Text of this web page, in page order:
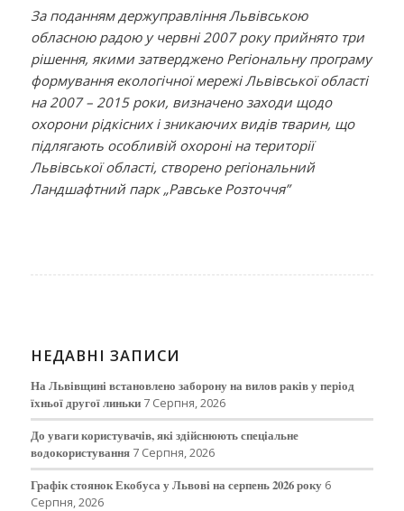
За поданням держуправління Львівською
обласною радою у червні 2007 року прийнято три
рішення, якими затверджено Регіональну програму
формування екологічної мережі Львівської області
на 2007 – 2015 роки, визначено заходи щодо
охорони рідкісних і зникаючих видів тварин, що
підлягають особливій охороні на території
Львівської області, створено регіональний
Ландшафтний парк „Равське Розточчя”
НЕДАВНІ ЗАПИСИ
На Львівщині встановлено заборону на вилов раків у період
їхньої другої линьки 7 Серпня, 2026
До уваги користувачів, які здійснюють спеціальне
водокористування 7 Серпня, 2026
Графік стоянок Екобуса у Львові на серпень 2026 року 6
Серпня, 2026